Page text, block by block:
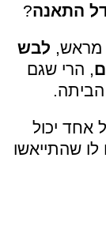
התאנה?
מראש, לבש
, הרי שגם
הביתה.
אחד יכול
שהתייאשו